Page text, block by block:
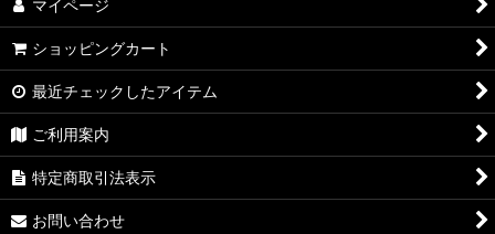
マイページ
ショッピングカート
最近チェックしたアイテム
ご利用案内
特定商取引法表示
お問い合わせ